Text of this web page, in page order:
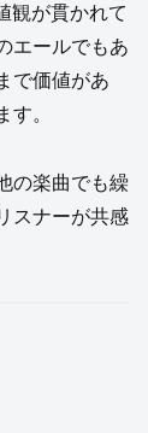
観が貫かれて
エールでもあ
で価値があ
す。
の楽曲でも繰
スナーが共感